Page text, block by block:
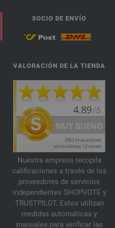
SOCIO DE ENVÍO
VALORACIÓN DE LA TIENDA
Nuestra empresa recopila
calificaciones a través de los
proveedores de servicios
independientes SHOPVOTE y
TRUSTPILOT. Estos utilizan
medidas automáticas y
manuales para verificar las